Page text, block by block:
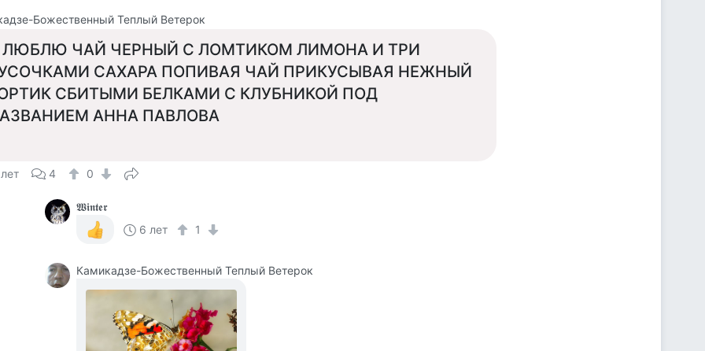
Божественный Теплый Ветерок
ЛЮБЛЮ ЧАЙ ЧЕРНЫЙ С ЛОМТИКОМ ЛИМОНА И ТРИ
САХАРА ПОПИВАЯ ЧАЙ ПРИКУСЫВАЯ НЕЖНЫЙ
СБИТЫМИ БЕЛКАМИ С КЛУБНИКОЙ ПОД
АННА ПАВЛОВА
4 0
𝖂𝖎𝖓𝖙𝖊𝖗
6 лет
1
Камикадзе-Божественный Теплый Ветерок